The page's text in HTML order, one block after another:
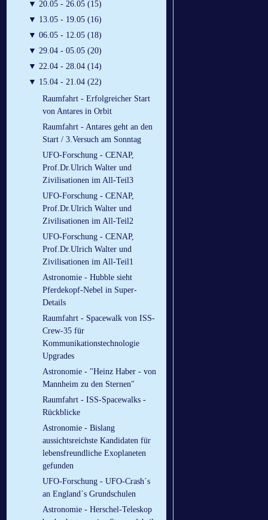
▼ 20.05 - 26.05 (15)
▼ 13.05 - 19.05 (16)
▼ 06.05 - 12.05 (18)
▼ 29.04 - 05.05 (20)
▼ 22.04 - 28.04 (14)
▼ 15.04 - 21.04 (22)
Raumfahrt - Erfolgreicher Start
von Antares in Orbit
Raumfahrt - Antares geht an den
Start / 3.Versuch am Sonntag
UFO-Forschung - CENAP,
Prof.Dr.Ulrich Walter und
Zivilisationen im All-Teil3
UFO-Forschung - CENAP,
Prof.Dr.Ulrich Walter und
Zivilisationen im All-Teil2
UFO-Forschung - CENAP,
Prof.Dr.Ulrich Walter und
Zivilisationen im All-Teil1
Astronomie - Hubble sieht
Pferdekopf-Nebel in Super-
Details
Raumfahrt - Spacewalk von ISS-
Crew-35 für
Kommunikationstechnologie
Upgrades
Astronomie - "Heinz Haber - von
Mannheim zu den Sternen"
Raumfahrt - ISS-Spacewalks -
Rückblicke
Astronomie - Bislang
aussichtsreichste Kandidaten für
lebensfreundliche Exoplaneten
gefunden
UFO-Forschung - UFO-Crash´s
an England´s Grundschulen
Astronomie - Herschel-Teleskop